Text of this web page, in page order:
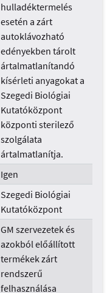
hulladéktermelés
esetén a zárt
autoklávozható
edényekben tárolt
ártalmatlanítandó
kísérleti anyagokat a
Szegedi Biológiai
Kutatóközpont
központi sterilező
szolgálata
ártalmatlanítja.
Igen
Szegedi Biológiai
Kutatóközpont
GM szervezetek és
azokból előállított
termékek zárt
rendszerű
felhasználása